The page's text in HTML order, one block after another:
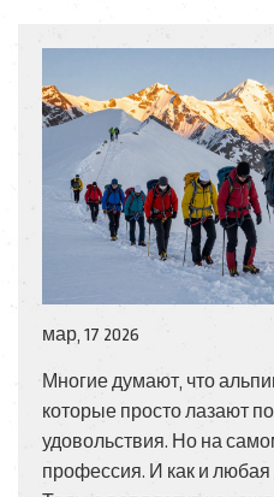
мар, 17 2026
Многие думают, что
которые просто лазают
удовольствия. Но на
профессия. И как и любая